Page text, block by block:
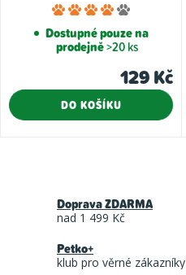
Průměrné
hodnocení
produktu
je
4,0
Dostupné pouze na
prodejně>20 ks
129 Kč
DO KOŠÍKU
d
Doprava ZDARMA
nad 1 499 Kč
Petko+
klub pro věrné zákazníky